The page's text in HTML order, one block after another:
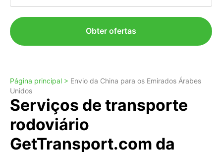
Obter ofertas
Página principal > Envio da China para os Emirados Árabes
Unidos
Serviços de transporte
rodoviário
GetTransport.com da